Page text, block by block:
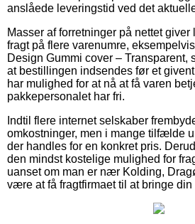
anslåede leveringstid ved det
Masser af forretninger på nettet
fragt på flere varenumre,
Design Gummi cover – Transparent,
at bestillingen indsendes før et
har mulighed for at nå at få varen
pakkepersonalet har fri.
Indtil flere internet selskaber
omkostninger, men i mange tilfælde
der handles for en konkret pris.
den mindst kostelige mulighed for
uanset om man er nær Kolding,
være at få fragtfirmaet til at bringe